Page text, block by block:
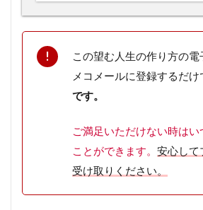
この望む人生の作り方の
メコメールに登録するだけ
です。
ご満足いただけない時は
ことができます。 安心して
受け取りください。